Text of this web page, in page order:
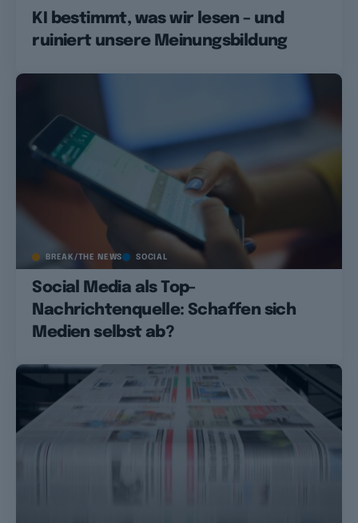
KI bestimmt, was wir lesen – und
ruiniert unsere Meinungsbildung
BREAK/THE NEWS SOCIAL
Social Media als Top-
Nachrichtenquelle: Schaffen sich
Medien selbst ab?